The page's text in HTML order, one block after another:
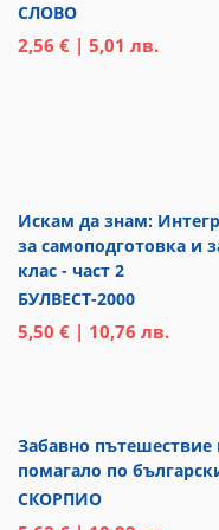
СЛОВО
2,56 € | 5,01 лв.
Искам да знам:
за самоподготовка и
клас - част 2
БУЛВЕСТ-2000
5,50 € | 10,76 лв.
Забавно пътешествие
помагало по
СКОРПИО